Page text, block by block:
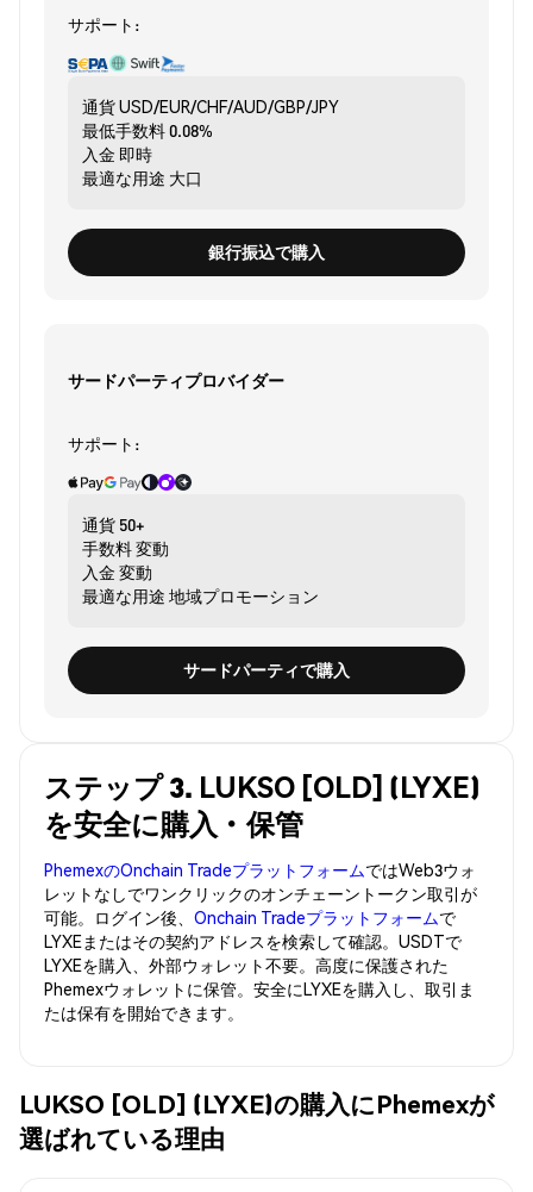
サポート:
通貨USD/EUR/CHF/AUD/GBP/JPY
最低手数料0.08%
入金 即時
最適な用途 大口
銀行振込で購入
サードパーティプロバイダー
サポート:
通貨 50+
手数料変動
入金 変動
最適な用途 地域プロモーション
サードパーティで購入
ステップ 3. LUKSO [OLD] (LYXE)
を安全に購入・保管
PhemexのOnchain TradeプラットフォームではWeb3ウォ
レットなしでワンクリックのオンチェーントークン取引が
可能。ログイン後、 Onchain Tradeプラットフォームで
LYXEまたはその契約アドレスを検索して確認。USDTで
LYXEを購入、外部ウォレット不要。高度に保護された
Phemexウォレットに保管。安全にLYXEを購入し、取引ま
たは保有を開始できます。
LUKSO [OLD] (LYXE)の購入にPhemexが
選ばれている理由